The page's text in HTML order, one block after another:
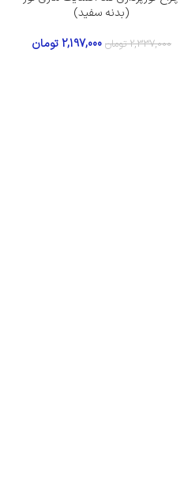
(بدنه سفید)
2,337,000 تومان 2,197,000تومان